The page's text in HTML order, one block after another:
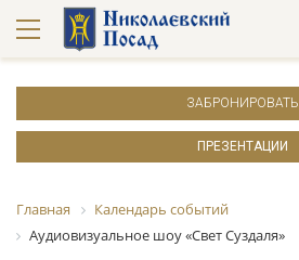
ЗАБРОНИРОВАТЬ
ПРЕЗЕНТАЦИИ
Главная
Календарь событий
Аудиовизуальное шоу «Свет Суздаля»